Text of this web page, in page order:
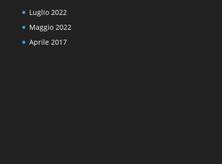
Luglio 2022
Maggio 2022
Aprile 2017